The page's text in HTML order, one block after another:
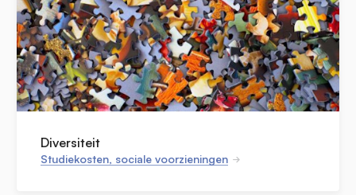
Diversiteit
Studiekosten, sociale voorzieningen